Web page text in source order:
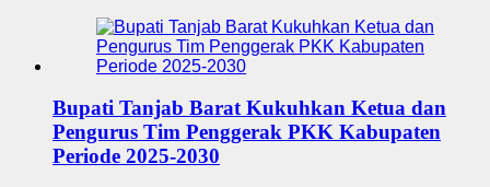
Bupati Tanjab Barat Kukuhkan Ketua dan
Pengurus Tim Penggerak PKK Kabupaten
Periode 2025-2030